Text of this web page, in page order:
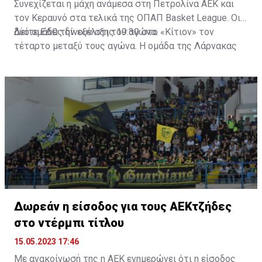
Συνεχίζεται η μάχη ανάμεσα στη Πετρολίνα ΑΕΚ και
τον Κεραυνό στα τελικά της ΟΠΑΠ Basket League. Οι
δύο ομάδες δίνουν στις 19:30 στο «Κίτιον» τον
τέταρτο μεταξύ τους αγώνα. Η ομάδα της Λάρνακας
δουλειά, πανηγυρίζοντας τον τίτλο στην έδρα της. Από
την άλλη ο Κεραυνός θέλει νίκη για να μεταφέρει ξανά
τη σειρά στην έδρα του, όπου θα κλείσει οριστικά η
υπόθεση τίτλος.
ΔείτεΕΔΩτην εξέλιξη του αγώνα.
Δωρεάν η είσοδος για τους ΑΕΚτζήδες
στο ντέρμπι τίτλου
15.05.2023 17:46
Με ανακοίνωσή της η ΑΕΚ ενημερώνει ότι η είσοδος